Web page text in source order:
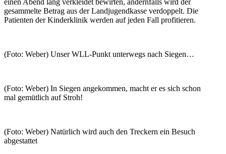
gesammelte Betrag aus der Landjugendkasse verdoppelt. Die
Patienten der Kinderklinik werden auf jeden Fall profitieren.
(Foto: Weber) Unser WLL-Punkt unterwegs nach Siegen…
(Foto: Weber) In Siegen angekommen, macht er es sich schon
mal gemütlich auf Stroh!
(Foto: Weber) Natürlich wird auch den Treckern ein Besuch
abgestattet